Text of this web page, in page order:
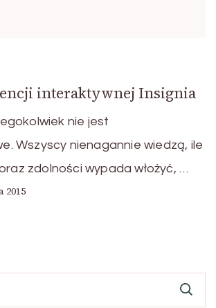
interaktywnej Insignia
nie jest
Wszyscy nienagannie wiedzą, ile
zdolności wypada włożyć, …
2015